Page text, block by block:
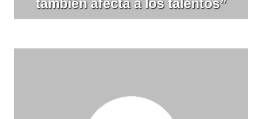
también afecta a los talentos”